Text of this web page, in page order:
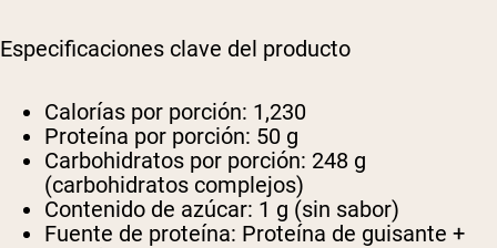
Especificaciones clave del producto
Calorías por porción: 1,230
Proteína por porción: 50 g
Carbohidratos por porción: 248 g
(carbohidratos complejos)
Contenido de azúcar: 1 g (sin sabor)
Fuente de proteína: Proteína de guisante +